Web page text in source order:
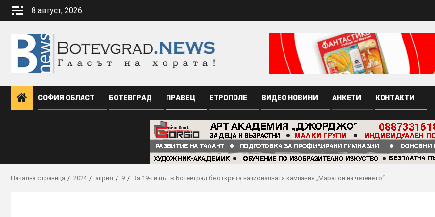
Skip
8 август, 2026
СОФИЯ ОБЛАСТ БОТЕВГРАД ПРАВЕЦ ЕТРОПОЛЕ ВИДЕО НОВИНИ АНКЕТИ КОНТАКТИ
Начална страница 2024 април 9 За 19-ти път в Ботевград бе открита националната кампания „Маратон на четенето“